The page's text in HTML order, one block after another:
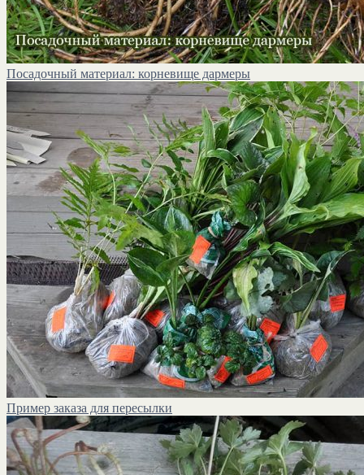
Посадочный материал: корневище дармеры
Пример заказа для пересылки